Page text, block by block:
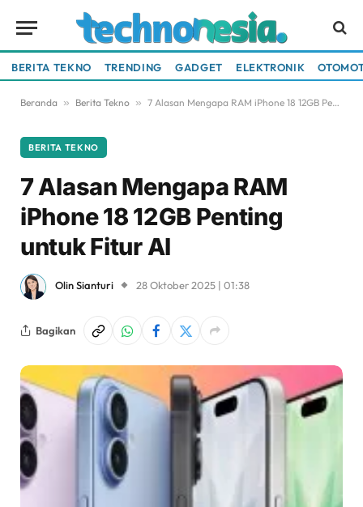
BERITA TEKNO TRENDING GADGET ELEKTRONIK
Beranda » Berita Tekno » 7 Alasan Mengapa RAM iPhone 18 12GB Penting untuk Fitur AI
BERITA TEKNO
7 Alasan Mengapa RAM
iPhone 18 12GB Penting
untuk Fitur AI
Olin Sianturi 28 Oktober 2025 | 01:38
Bagikan